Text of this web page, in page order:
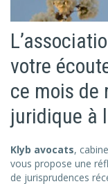
votre
ce mois de
juridique à
Klyb avocats,
vous propose une
de jurisprudences